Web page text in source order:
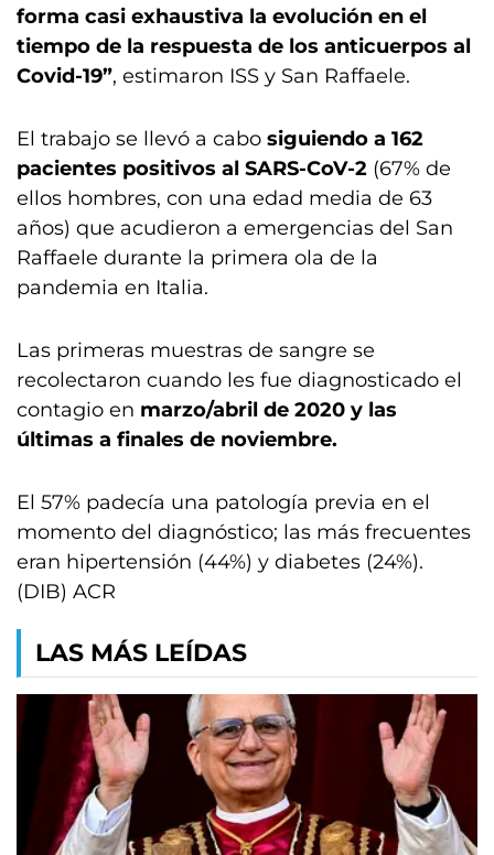
forma casi exhaustiva la evolución en el
tiempo de la respuesta de los anticuerpos al
Covid-19”, estimaron ISS y San Raffaele.
El trabajo se llevó a cabo siguiendo a 162
pacientes positivos al SARS-CoV-2 (67% de
ellos hombres, con una edad media de 63
años) que acudieron a emergencias del San
Raffaele durante la primera ola de la
pandemia en Italia.
Las primeras muestras de sangre se
recolectaron cuando les fue diagnosticado el
contagio en marzo/abril de 2020 y las
últimas a finales de noviembre.
El 57% padecía una patología previa en el
momento del diagnóstico; las más frecuentes
eran hipertensión (44%) y diabetes (24%).
(DIB) ACR
LAS MÁS LEÍDAS